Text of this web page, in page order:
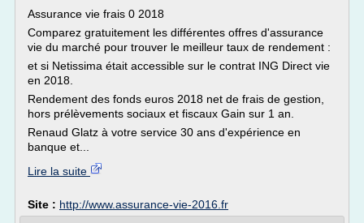
Assurance vie frais 0 2018
Comparez gratuitement les différentes offres d'assurance
vie du marché pour trouver le meilleur taux de rendement :
et si Netissima était accessible sur le contrat ING Direct vie
en 2018.
Rendement des fonds euros 2018 net de frais de gestion,
hors prélèvements sociaux et fiscaux Gain sur 1 an.
Renaud Glatz à votre service 30 ans d'expérience en
banque et...
Lire la suite
Site : http://www.assurance-vie-2016.fr